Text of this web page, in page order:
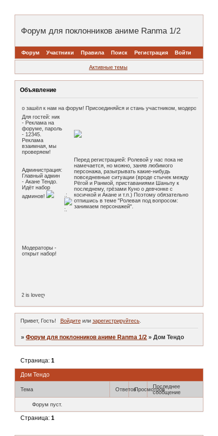
Форум для поклонников аниме Ranma 1/2
Форум Участники Правила Поиск Регистрация Войти
Активные темы
Объявление
что зашёл к нам на форум! Присоединяйся и стань участником, модером или
Для гостей: ник
- Реклама на
форуме, пароль
- 12345.
Реклама
взаимная, мы
проверяем!
.:
:.
Администрация:
Главный админ
- Акане Тендо.
Идёт набор
админов!
Перед регистрацией: Ролевой у нас пока не
намечается, но можно, заняв любимого
персонажа, разыгрывать какие-нибудь
повседневные ситуации (вроде стычек между
Рёгой и Ранмой, приставаниями Шаньпу к
последнему, грёзами Куно о девчонке с
косичкой и Акане и т.п.) Поэтому обязательно
отпишись в теме "Ролевая под вопросом:
занимаем персонажей".
Модераторы -
открыт набор!
1/2 is loveღ
Привет, Гость! Войдитеили зарегистрируйтесь.
»Форум для поклонников аниме Ranma 1/2 »Дом Тендо
Дом Тендо
Страница:1
Тема ОтветовПросмотровПоследнее
сообщение
Форум пуст.
Страница:1